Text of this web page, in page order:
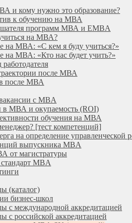
и кому нужно это образование?
к обучению на МВА
программ МВА и EMBA
на МВА?
на МВА: «С кем я буду учиться?»
на МВА: «Кто нас будет учить?»
после МВА
после МВА
с MBA
в МВА и окупаемость (ROI)
обучения на МВА
[тест компетенций]
на определение управленческой
выпускника MBA
от магистратуры
MBA
(каталог)
бизнес-школ
с международной аккредитацией
с российской аккредитацией